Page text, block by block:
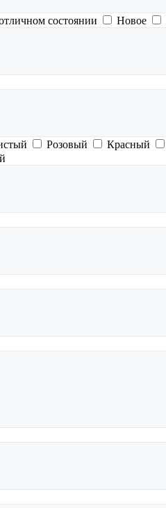
состоянии Новое
Розовый Красный